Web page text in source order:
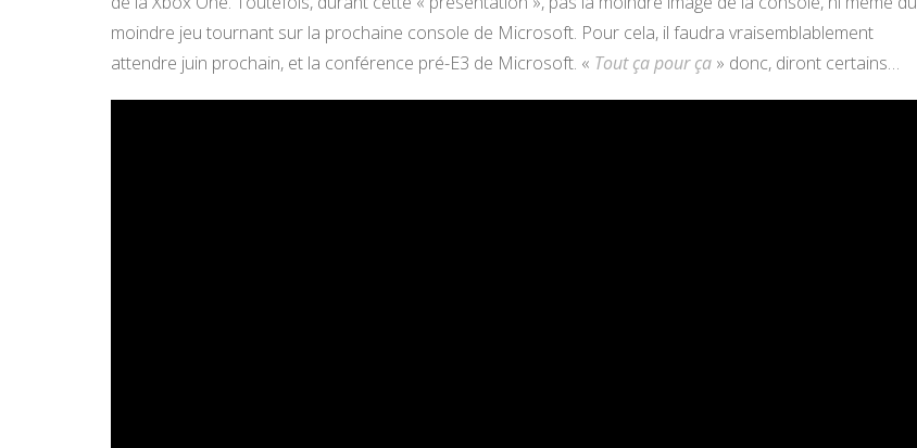
moindre jeu tournant sur la prochaine console de Microsoft. Pour cela, il faudra vraisemblablement
attendre juin prochain, et la conférence pré-E3 de Microsoft. « Tout ça pour ça » donc, diront certains…